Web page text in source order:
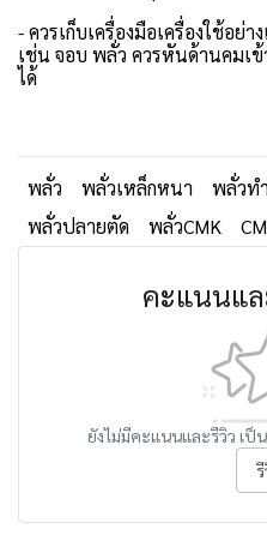
- ควรเก็บเครื่องมือเครื่องใช้อย่
เช่น จอบ พลั่ว ควรหันด้านคมเข้
ได้
พลั่ว พลั่วเหล็กหนา พลั่วท
พลั่วปลายตัด
พลั่วCMK
คะแนนแ
ยังไม่มีคะแนนและรีวิว เ